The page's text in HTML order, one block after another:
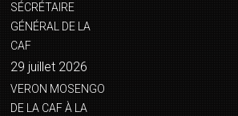
SÉCRÉTAIRE
GÉNÉRAL DE LA
CAF
29 juillet 2026
VERON MOSENGO
DE LA CAF À LA